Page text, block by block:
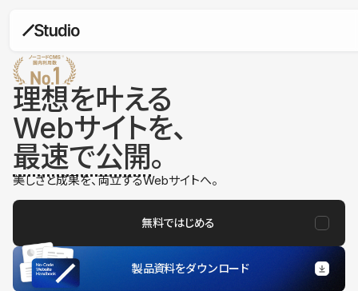
理想を叶える
Webサイトを、
最速で公開。
美しさと成果を、両立するWebサイトへ。
無料ではじめる
製品資料をダウンロード